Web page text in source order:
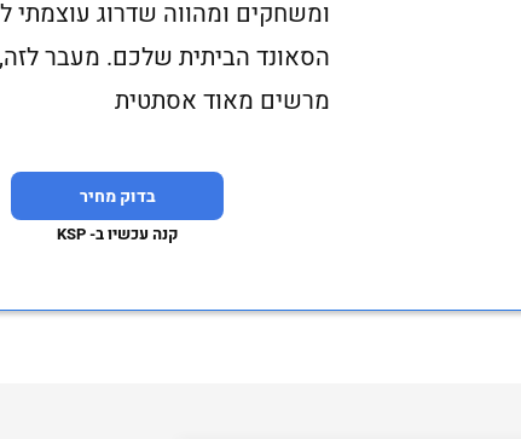
ומשחקים ומהווה שדרוג עוצמתי
הסאונד הביתית שלכם. מעבר
מרשים מאוד אסתטית
בדוק מחיר
קנה עכשיו ב- KSP